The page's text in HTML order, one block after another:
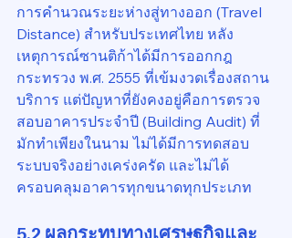
การคำนวณระยะห่างสู่ทางออก (Travel
Distance) สำหรับประเทศไทย หลัง
เหตุการณ์ซานติก้าได้มีการออกกฎ
กระทรวง พ.ศ. 2555 ที่เข้มงวดเรื่องสถาน
บริการ แต่ปัญหาที่ยังคงอยู่คือการตรวจ
สอบอาคารประจำปี (Building Audit) ที่
มักทำเพียงในนาม ไม่ได้มีการทดสอบ
ระบบจริงอย่างเคร่งครัด และไม่ได้
ครอบคลุมอาคารทุกขนาดทุกประเภท
5.2 ผลกระทบทางเศรษฐกิจและ